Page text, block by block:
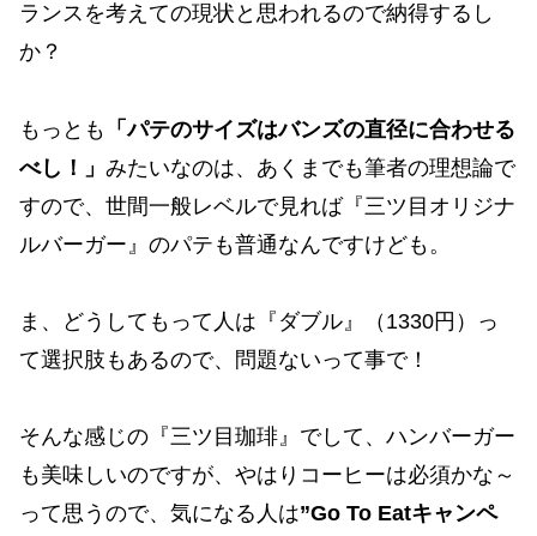
ランスを考えての現状と思われるので納得するし
か？
もっとも 「パテのサイズはバンズの直径に合わせる
べし！」 みたいなのは、あくまでも筆者の理想論で
すので、世間一般レベルで見れば『三ツ目オリジナ
ルバーガー』のパテも普通なんですけども。
ま、どうしてもって人は『ダブル』（1330円）っ
て選択肢もあるので、問題ないって事で！
そんな感じの『三ツ目珈琲』でして、ハンバーガー
も美味しいのですが、やはりコーヒーは必須かな～
って思うので、気になる人は”Go To Eatキャンペ